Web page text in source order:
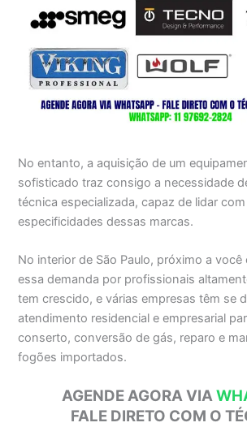
No entanto, a aquisição de um
sofisticado traz consigo a necessidade
técnica especializada, capaz de lidar com
especificidades dessas marcas.
No interior de São Paulo, próximo a você
essa demanda por profissionais
tem crescido, e várias empresas têm se
atendimento residencial e empresarial
conserto, conversão de gás, reparo e
fogões importados.
AGENDE AGORA VIA
FALE DIRETO COM O